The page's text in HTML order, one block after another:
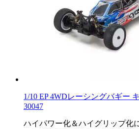
1/10 EP 4WDレーシングバギー
30047
ハイパワー化＆ハイグリップ化